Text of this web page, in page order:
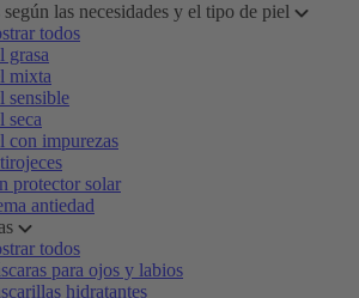
las necesidades y el tipo de piel
todos
grasa
mixta
sensible
seca
con impurezas
protector solar
antiedad
todos
para ojos y labios
hidratantes